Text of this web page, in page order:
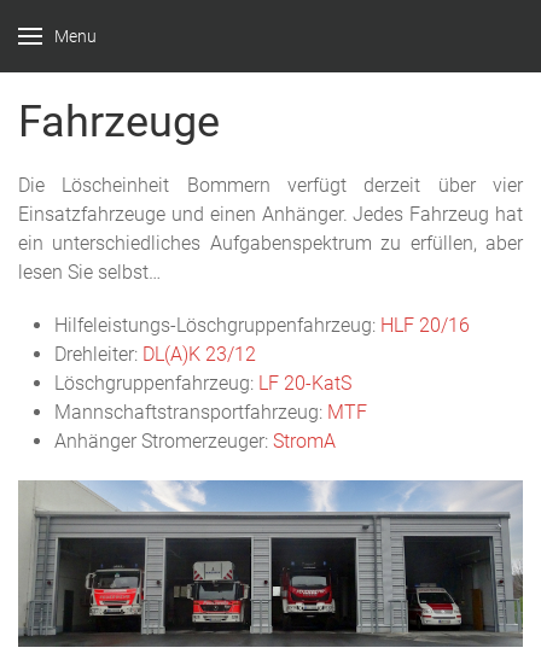
Menu
Bommern
Fahrzeuge
Die Löscheinheit Bommern verfügt derzeit über vier
Einsatzfahrzeuge und einen Anhänger. Jedes Fahrzeug hat
ein unterschiedliches Aufgabenspektrum zu erfüllen, aber
lesen Sie selbst…
Hilfeleistungs-Löschgruppenfahrzeug: HLF 20/16
Drehleiter: DL(A)K 23/12
Löschgruppenfahrzeug: LF 20-KatS
Mannschaftstransportfahrzeug: MTF
Anhänger Stromerzeuger: StromA